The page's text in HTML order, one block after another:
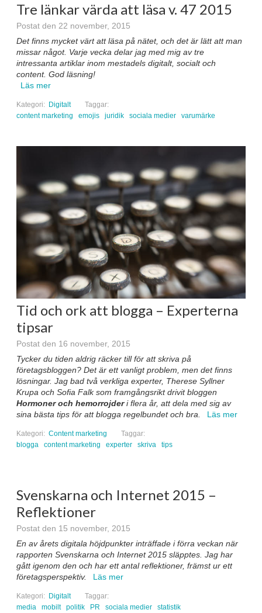
Tre länkar värda att läsa v. 47 2015
Postat den 22 november, 2015
Det finns mycket värt att läsa på nätet, och det är lätt att man
missar något. Varje vecka delar jag med mig av tre
intressanta artiklar inom mestadels digitalt, socialt och
content. God läsning!
Läs mer
Kategori: Digitalt
Taggar:
content marketing
emojis juridik sociala medier varumärke
Tid och ork att blogga – Experterna
tipsar
Postat den 16 november, 2015
Tycker du tiden aldrig räcker till för att skriva på
företagsbloggen? Det är ett vanligt problem, men det finns
lösningar. Jag bad två verkliga experter, Therese Syllner
Krupa och Sofia Falk som framgångsrikt drivit bloggen
Hormoner och hemorrojderi flera år, att dela med sig av
sina bästa tips för att blogga regelbundet och bra.
Läs mer
Kategori: Content marketing
Taggar:
blogga
content marketing experter skriva tips
Svenskarna och Internet 2015 –
Reflektioner
Postat den 15 november, 2015
En av årets digitala höjdpunkter inträffade i förra veckan när
rapporten Svenskarna och Internet 2015 släpptes. Jag har
gått igenom den och har ett antal reflektioner, främst ur ett
företagsperspektiv.
Läs mer
Kategori: Digitalt
Taggar:
media
mobilt politik PR sociala medier
statistik